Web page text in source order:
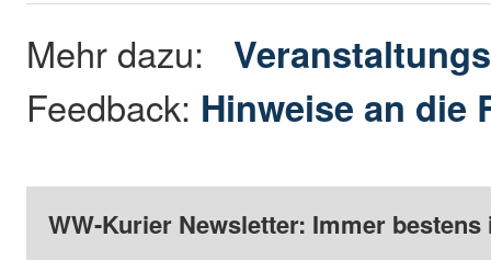
Mehr dazu:
Feedback: Hinweise an die
WW-Kurier Newsletter: Immer